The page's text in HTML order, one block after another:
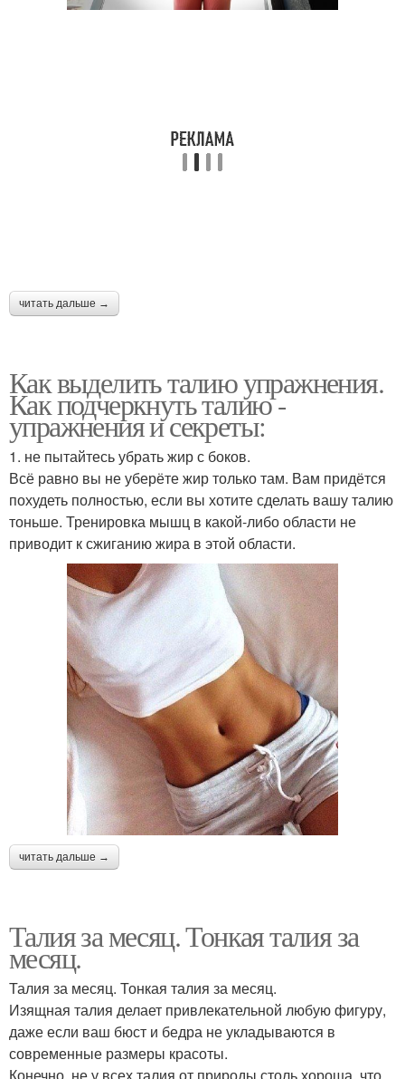
читать дальше →
Как выделить талию упражнения.
Как подчеркнуть талию -
упражнения и секреты:
1. не пытайтесь убрать жир с боков.
Всё равно вы не уберёте жир только там. Вам придётся
похудеть полностью, если вы хотите сделать вашу талию
тоньше. Тренировка мышц в какой-либо области не
приводит к сжиганию жира в этой области.
читать дальше →
Талия за месяц. Тонкая талия за
месяц.
Талия за месяц. Тонкая талия за месяц.
Изящная талия делает привлекательной любую фигуру,
даже если ваш бюст и бедра не укладываются в
современные размеры красоты.